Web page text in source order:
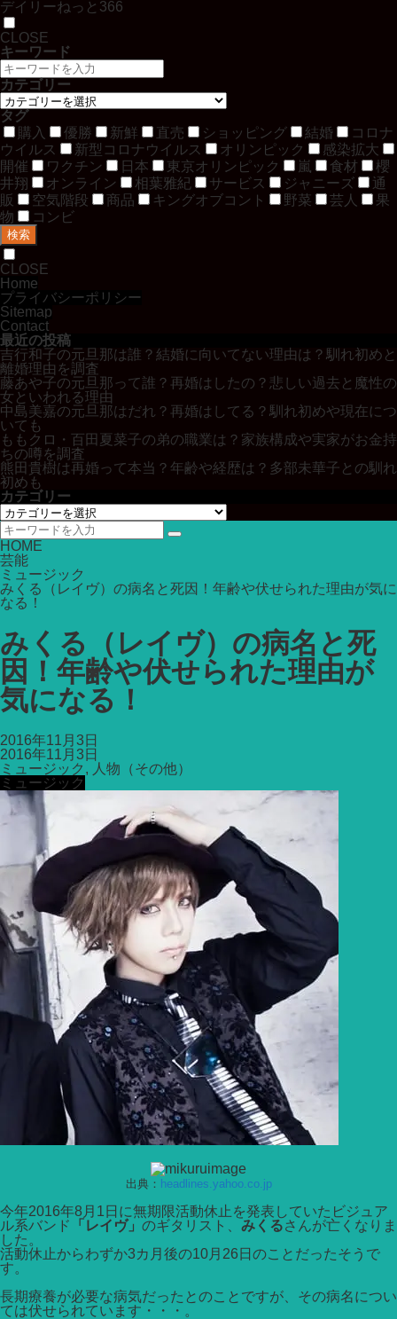
デイリーねっと366
CLOSE
キーワード
カテゴリー
タグ
購入
優勝 新鮮 直売 ショッピング 結婚
コロナ
ウイルス
新型コロナウイルス オリンピック
感染拡大
開催
ワクチン 日本 東京オリンピック 嵐 食材
櫻
井翔
オンライン 相葉雅紀 サービス ジャニーズ
通
販
空気階段 商品 キングオブコント 野菜 芸人
果
物
コンビ
検索
CLOSE
Home
プライバシーポリシー
Sitemap
Contact
最近の投稿
吉行和子の元旦那は誰？結婚に向いてない理由は？馴れ初めと
離婚理由を調査
藤あや子の元旦那って誰？再婚はしたの？悲しい過去と魔性の
女といわれる理由
中島美嘉の元旦那はだれ？再婚はしてる？馴れ初めや現在につ
いても
ももクロ・百田夏菜子の弟の職業は？家族構成や実家がお金持
ちの噂を調査
熊田貴樹は再婚って本当？年齢や経歴は？多部未華子との馴れ
初めも
カテゴリー
カ
テ
ゴ
リ
ー
HOME
芸能
ミュージック
みくる（レイヴ）の病名と死因！年齢や伏せられた理由が気に
なる！
みくる（レイヴ）の病名と死
因！年齢や伏せられた理由が
気になる！
2016年11月3日
2016年11月3日
ミュージック , 人物（その他）
ミュージック
出典： headlines.yahoo.co.jp
今年2016年8月1日に無期限活動休止を発表していたビジュア
ル系バンド
「レイヴ」 のギタリスト、 みくるさんが亡くなりま
した。
活動休止からわずか3カ月後の10月26日のことだったそうで
す。
長期療養が必要な病気だったとのことですが、その病名につい
ては伏せられています・・・。